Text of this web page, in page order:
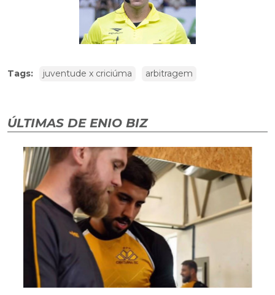
Tags: juventude x criciúma arbitragem
ÚLTIMAS DE ENIO BIZ